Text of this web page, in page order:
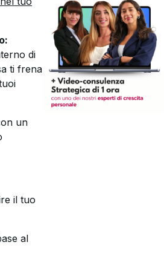
di
ti frena
un
il tuo
al